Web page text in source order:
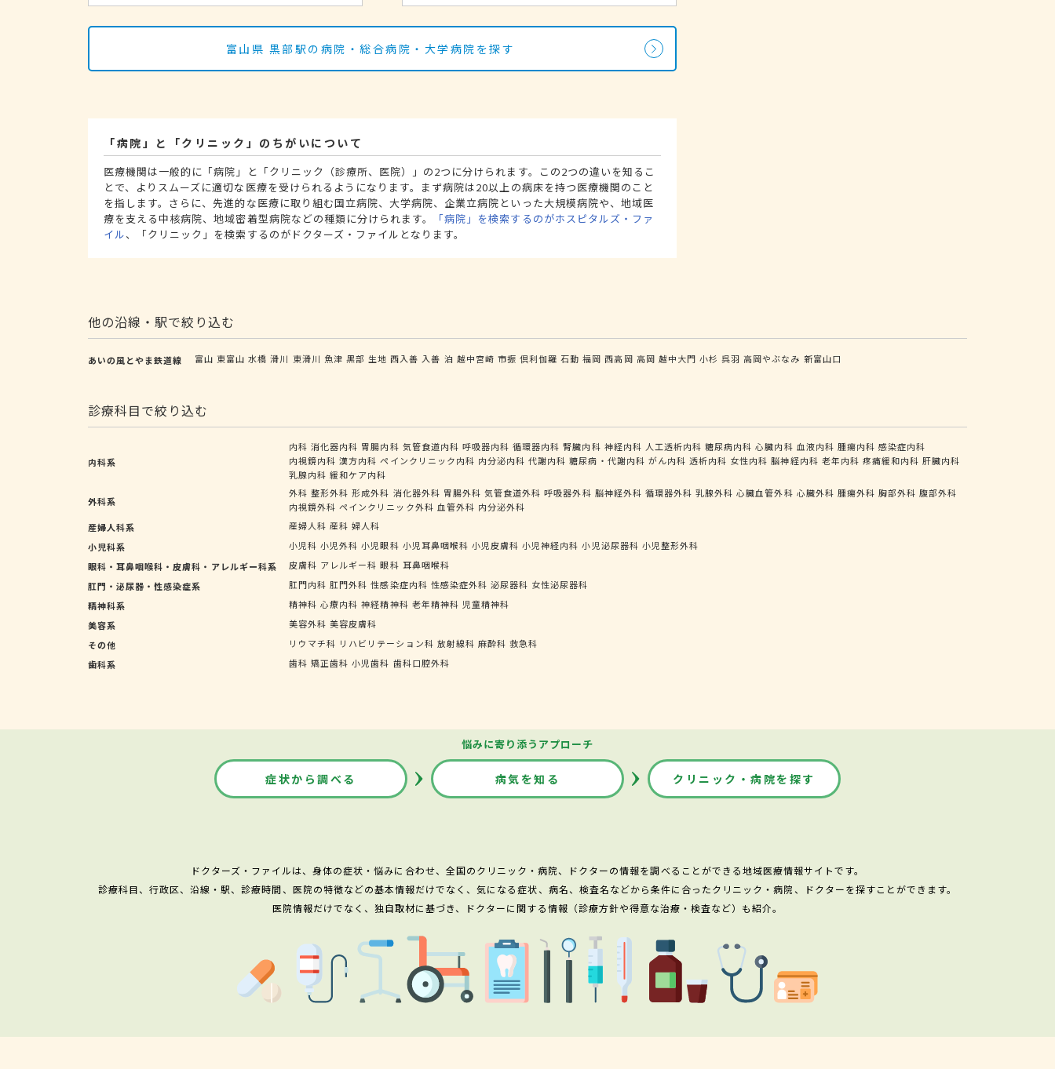
富山県 黒部駅の病院・総合病院・大学病院を探す
「病院」と「クリニック」のちがいについて
医療機関は一般的に「病院」と「クリニック（診療所、医院）」の2つに分けられます。この2つの違いを知るこ
とで、よりスムーズに適切な医療を受けられるようになります。まず病院は20以上の病床を持つ医療機関のこと
を指します。さらに、先進的な医療に取り組む国立病院、大学病院、企業立病院といった大規模病院や、地域医
療を支える中核病院、地域密着型病院などの種類に分けられます。
「病院」を検索するのがホスピタルズ・ファ
イル、「クリニック」を検索するのがドクターズ・ファイルとなります。
他の沿線・駅で絞り込む
あいの風とやま鉄道線 富山 東富山 水橋 滑川 東滑川 魚津 黒部 生地 西入善 入善 泊 越中宮崎 市振 倶利伽羅 石動 福岡 西高岡 高岡 越中大門 小杉 呉羽 高岡やぶなみ 新富山口
診療科目で絞り込む
内科系
内科 消化器内科 胃腸内科 気管食道内科 呼吸器内科 循環器内科 腎臓内科 神経内科 人工透析内科 糖尿病内科 心臓内科 血液内科 腫瘍内科 感染症内科
内視鏡内科 漢方内科 ペインクリニック内科 内分泌内科 代謝内科 糖尿病・代謝内科 がん内科 透析内科 女性内科 脳神経内科 老年内科 疼痛緩和内科 肝臓内科
乳腺内科 緩和ケア内科
外科系
外科 整形外科 形成外科 消化器外科 胃腸外科 気管食道外科 呼吸器外科 脳神経外科 循環器外科 乳腺外科 心臓血管外科 心臓外科 腫瘍外科 胸部外科 腹部外科
内視鏡外科 ペインクリニック外科 血管外科 内分泌外科
産婦人科系
産婦人科 産科 婦人科
小児科系
小児科 小児外科 小児眼科 小児耳鼻咽喉科 小児皮膚科 小児神経内科 小児泌尿器科 小児整形外科
眼科・耳鼻咽喉科・皮膚科・アレルギー科系
皮膚科 アレルギー科 眼科 耳鼻咽喉科
肛門・泌尿器・性感染症系
肛門内科 肛門外科 性感染症内科 性感染症外科 泌尿器科 女性泌尿器科
精神科系
精神科 心療内科 神経精神科 老年精神科 児童精神科
美容系
美容外科 美容皮膚科
その他
リウマチ科 リハビリテーション科 放射線科 麻酔科 救急科
歯科系
歯科 矯正歯科 小児歯科 歯科口腔外科
悩みに寄り添うアプローチ
症状から調べる 病気を知る クリニック・病院を探す
ドクターズ・ファイルは、身体の症状・悩みに合わせ、全国のクリニック・病院、ドクターの情報を調べることができる地域医療情報サイトです。
診療科目、行政区、沿線・駅、診療時間、医院の特徴などの基本情報だけでなく、気になる症状、病名、検査名などから条件に合ったクリニック・病院、ドクターを探すことができます。
医院情報だけでなく、独自取材に基づき、ドクターに関する情報（診療方針や得意な治療・検査など）も紹介。